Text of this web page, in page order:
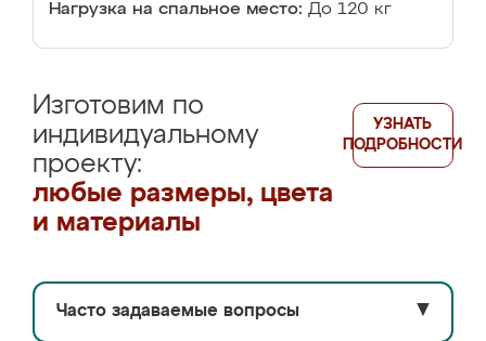
Нагрузка на спальное место: До 120 кг
Изготовим по
индивидуальному
проекту:
любые размеры, цвета
и материалы
УЗНАТЬ
ПОДРОБНОСТИ
Часто задаваемые вопросы ▼